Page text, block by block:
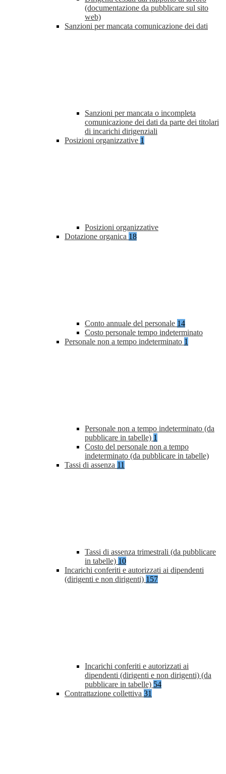
(documentazione da pubblicare sul sito
web)
Sanzioni per mancata comunicazione dei dati
Sanzioni per mancata o incompleta
comunicazione dei dati da parte dei titolari
di incarichi dirigenziali
Posizioni organizzative 1
Posizioni organizzative
Dotazione organica 18
Conto annuale del personale 14
Costo personale tempo indeterminato
Personale non a tempo indeterminato 1
Personale non a tempo indeterminato (da
pubblicare in tabelle) 1
Costo del personale non a tempo
indeterminato (da pubblicare in tabelle)
Tassi di assenza 11
Tassi di assenza trimestrali (da pubblicare
in tabelle) 10
Incarichi conferiti e autorizzati ai dipendenti
(dirigenti e non dirigenti) 157
Incarichi conferiti e autorizzati ai
dipendenti (dirigenti e non dirigenti) (da
pubblicare in tabelle) 54
Contrattazione collettiva 31